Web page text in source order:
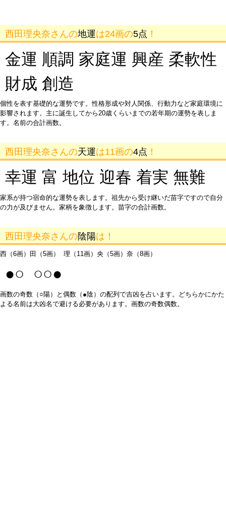
西田理央奈さんの地運は24画の5点 ！
金運 順調 家庭運 興産 柔軟性
財成 創造
個性を表す基礎的な運勢です。性格形成や対人関係、行動力など家庭環境に
影響されます。主に誕生してから20歳くらいまでの若年期の運勢を表しま
す。名前の合計画数。
西田理央奈さんの天運は11画の4点 ！
幸運 富 地位 迎春 着実 無難
家系が持つ宿命的な運勢を表します。祖先から受け継いだ苗字ですので自分
の力が及びません。家柄を象徴します。苗字の合計画数。
西田理央奈さんの陰陽は！
西（6画）田（5画） 理（11画）央（5画）奈（8画）
●○ ○○●
画数の奇数（○陽）と偶数（●陰）の配列で吉凶を占います。どちらかにかた
よる名前は大凶名で避ける必要があります。画数の奇数偶数。